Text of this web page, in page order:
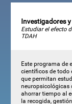
Investigadores
Estudiar el efecto
TDAH
Este programa de
científicos de todo
que permitan
neuropsicológicas
ahorrar tiempo al
la recogida,